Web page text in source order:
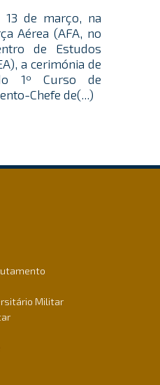
de março, na
Aérea (AFA, no
de Estudos
a cerimónia de
1º Curso de
Chefe de(...)
Militar